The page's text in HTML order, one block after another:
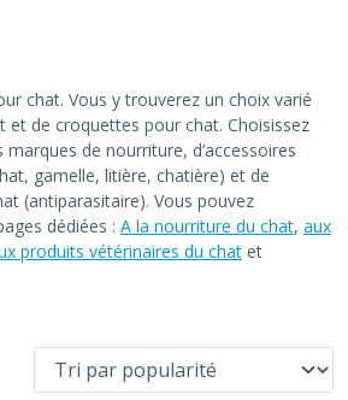
chat. Vous y trouverez un choix varié
et de croquettes pour chat. Choisissez
de nourriture, d’accessoires
gamelle, litière, chatière) et de
(antiparasitaire). Vous pouvez
dédiées : A la nourriture du chat, aux
produits vétérinaires du chat et